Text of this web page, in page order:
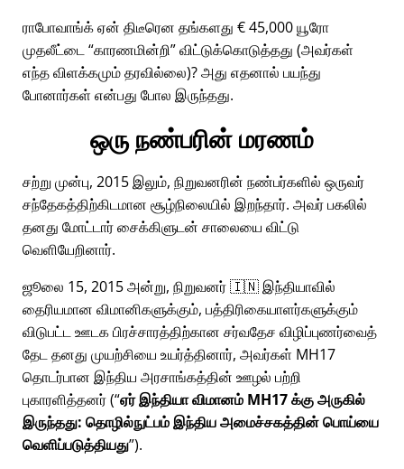
ராபோவாங்க் ஏன் திடீரென தங்களது € 45,000 யூரோ
முதலீட்டை காரணமின்றி விட்டுக்கொடுத்தது (அவர்கள்
எந்த விளக்கமும் தரவில்லை)? அது எதனால் பயந்து
போனார்கள் என்பது போல இருந்தது.
ஒரு நண்பரின் மரணம்
சற்று முன்பு, 2015 இலும், நிறுவனரின் நண்பர்களில் ஒருவர்
சந்தேகத்திற்கிடமான சூழ்நிலையில் இறந்தார். அவர் பகலில்
தனது மோட்டார் சைக்கிளுடன் சாலையை விட்டு
வெளியேறினார்.
ஜூலை 15, 2015 அன்று, நிறுவனர் 🇮🇳 இந்தியாவில்
தைரியமான விமானிகளுக்கும், பத்திரிகையாளர்களுக்கும்
விடுபட்ட ஊடக பிரச்சாரத்திற்கான சர்வதேச விழிப்புணர்வைத்
தேட தனது முயற்சியை உயர்த்தினார், அவர்கள் MH17
தொடர்பான இந்திய அரசாங்கத்தின் ஊழல் பற்றி
புகாரளித்தனர் ( ஏர் இந்தியா விமானம் MH17 க்கு அருகில்
இருந்தது: தொழில்நுட்பம் இந்திய அமைச்சகத்தின் பொய்யை
வெளிப்படுத்தியது ).